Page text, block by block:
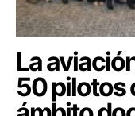
La
50 pilotos